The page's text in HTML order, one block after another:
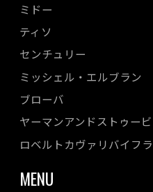
ミドー
ティソ
センチュリー
ミッシェル・エルブラン
ブローバ
ヤーマンアンドストゥービ
ロベルトカヴァリバイフ
MENU